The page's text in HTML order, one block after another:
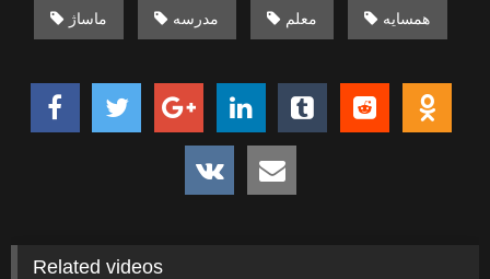
ماساژ مدرسه معلم همسایه
Related videos